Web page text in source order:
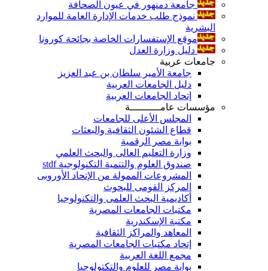
جامعة دمنهور في عيون الصحافة
نموذج طلب خدمات الإدارة العامة للموارد
البشرية
موقع الإستفسارات الخاصة بجائحة كورونا
دليل وزارة العدل
جامعات عربية
جامعة الأمير سلطان بن عبد العزيز
دليل الجامعات العربية
إتحاد الجامعات العربية
مؤسسات عامــــــــــة
المجلس الأعلى للجامعات
قطاع الشئون الثقافية والبعثات
بوابة مصر الرقمية
وزارة التعليم العالى والبحث العلمي
صندوق العلوم والتنمية التكنولوجية stdf
المشروعات الممولة من الإتحاد الأوروبى
المركز القومى للبحوث
أكاديمية البحث العلمى والتكنولوجيا
مكتبات الجامعات المصرية
مكتبة الإسكندرية
المعاهد والمراكز الثقافية
إتحاد مكتبات الجامعات المصرية
مجمع اللغة العربية
بوابة مصر للعلوم والتكتولوجيا